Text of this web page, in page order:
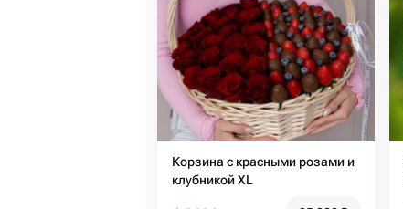
Корзина с красными розами и
клубникой XL